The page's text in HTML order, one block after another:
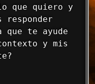
que quiero y
responder
que te ayude
y mis